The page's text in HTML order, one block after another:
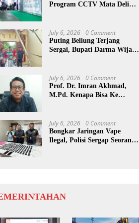
Program CCTV Mata Deli
July 6, 2026 0 Comment
Puting Beliung Terjang
Sergai, Bupati Darma Wijaya
July 6, 2026 0 Comment
Prof. Dr. Imran Akhmad,
M.Pd. Kenapa Bisa Ke
July 6, 2026 0 Comment
Bongkar Jaringan Vape
Ilegal, Polisi Sergap Seorang